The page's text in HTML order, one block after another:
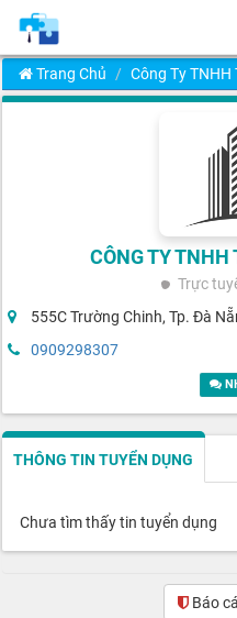
Trang Chủ Công Ty TNHH
CÔNG TY
Trực
555C Trường Chinh, Tp. Đà
0909298307
THÔNG TIN TUYỂN DỤNG
Chưa tìm thấy tin tuyển dụng
Báo